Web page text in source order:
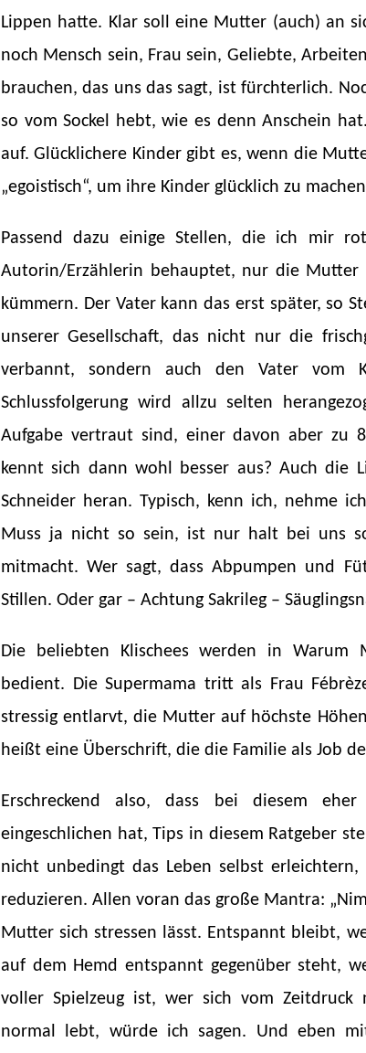
Lippen hatte. Klar soll eine Mutter (auch) an
noch Mensch sein, Frau sein, Geliebte,
brauchen, das uns das sagt, ist fürchterlich.
so vom Sockel hebt, wie es denn Anschein
auf. Glücklichere Kinder gibt es, wenn die
„egoistisch“, um ihre Kinder glücklich zu
Passend dazu einige Stellen, die ich mir
Autorin/Erzählerin behauptet, nur die Mutter
kümmern. Der Vater kann das erst später, so
unserer Gesellschaft, das nicht nur die
verbannt, sondern auch den Vater vom
Schlussfolgerung wird allzu selten
Aufgabe vertraut sind, einer davon aber zu
kennt sich dann wohl besser aus? Auch die
Schneider heran. Typisch, kenn ich, nehme
Muss ja nicht so sein, ist nur halt bei uns
mitmacht. Wer sagt, dass Abpumpen und
Stillen. Oder gar – Achtung Sakrileg –
Die beliebten Klischees werden in Warum
bedient. Die Supermama tritt als Frau
stressig entlarvt, die Mutter auf höchste
heißt eine Überschrift, die die Familie als Job
Erschreckend also, dass bei diesem
eingeschlichen hat, Tips in diesem Ratgeber
nicht unbedingt das Leben selbst
reduzieren. Allen voran das große Mantra:
Mutter sich stressen lässt. Entspannt bleibt,
auf dem Hemd entspannt gegenüber steht,
voller Spielzeug ist, wer sich vom Zeitdruck
normal lebt, würde ich sagen. Und eben